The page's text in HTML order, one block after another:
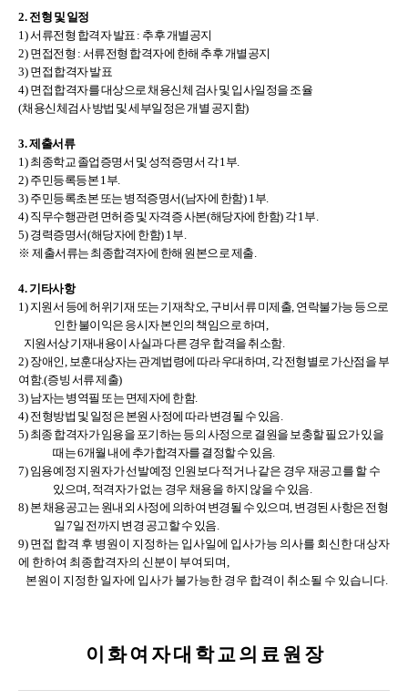
2. 전형 및 일정
1)서류전형 합격자 발표 : 추후 개별공지
2) 면접전형 : 서류전형 합격자에 한해 추후 개별공지
3) 면접 합격자 발표
4) 면접 합격자를 대상으로 채용신체 검사 및 입사일정을 조율
(채용신체검사 방법 및 세부일정은 개별 공지함)
3.제출서류
1) 최종학교 졸업증명서 및 성적증명서 각1부.
2) 주민등록등본 1부.
3) 주민등록초본 또는 병적증명서(남자에 한함) 1부.
4) 직무수행관련 면허증 및 자격증 사본(해당자에 한함) 각1부.
5) 경력증명서(해당자에 한함) 1부.
※ 제출서류는 최종합격자에 한해 원본으로 제출.
4. 기타사항
1) 지원서 등에 허위기재 또는 기재착오, 구비서류 미제출, 연락불가능 등으로
인한 불이익은 응시자 본인의 책임으로 하며,
지원서상 기재내용이 사실과 다른 경우 합격을 취소함.
2) 장애인, 보훈대상자는 관계법령에 따라 우대하며, 각 전형별로 가산점을 부
여함.(증빙 서류 제출)
3) 남자는 병역필 또는 면제자에 한함.
4) 전형방법 및 일정은 본원 사정에 따라 변경될 수 있음.
5) 최종 합격자가 임용을 포기하는 등의 사정으로 결원을 보충할 필요가 있을
때는6개월 내에 추가합격자를 결정할 수 있음.
7) 임용예정 지원자가 선발예정 인원보다 적거나 같은 경우 재공고를 할 수
있으며, 적격자가 없는 경우 채용을 하지 않을 수 있음.
8) 본 채용공고는 원내외 사정에 의하여 변경될 수 있으며, 변경된 사항은 전형
일 7일 전까지 변경 공고할 수 있음.
9) 면접 합격 후 병원이 지정하는 입사일에 입사가능 의사를 회신한 대상자
에 한하여 최종합격자의 신분이 부여되며,
본원이 지정한 일자에 입사가 불가능한 경우 합격이 취소될 수 있습니다.
이 화 여 자 대 학 교 의 료 원 장